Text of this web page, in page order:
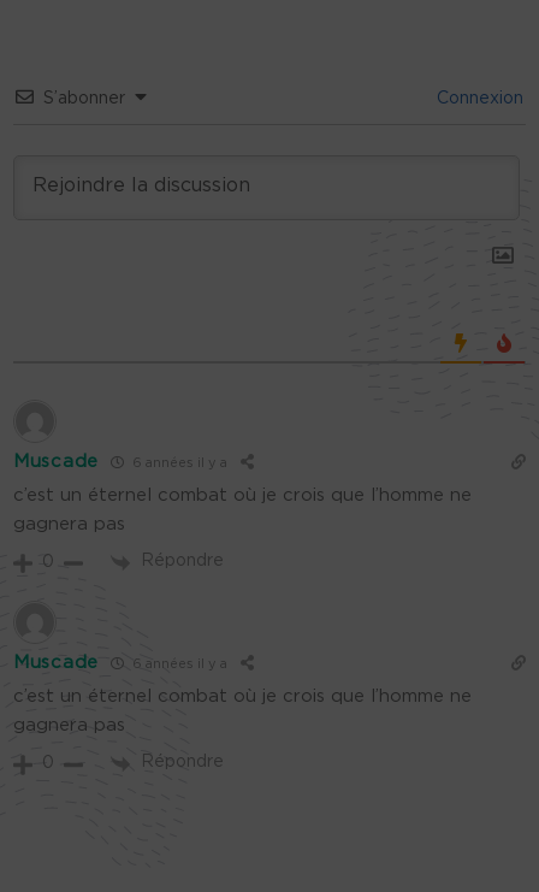
S’abonner Connexion
Muscade 6 années il y a
c’est un éternel combat où je crois que l’homme ne
gagnera pas
0 Répondre
Muscade 6 années il y a
c’est un éternel combat où je crois que l’homme ne
gagnera pas
0 Répondre